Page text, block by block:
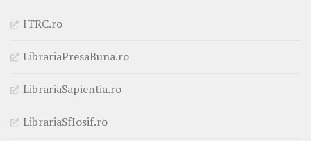
ITRC.ro
LibrariaPresaBuna.ro
LibrariaSapientia.ro
LibrariaSfIosif.ro